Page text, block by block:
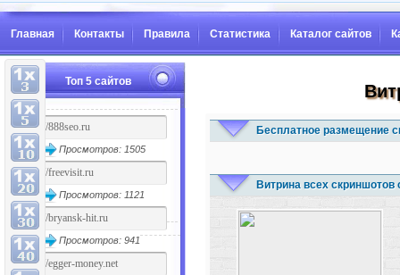
Главная Контакты Правила Статистика Каталог сайтов
Топ 5 сайтов
Просмотров: 1505
Просмотров: 1121
Просмотров: 941
Бесплатное размещение
Витрина всех скриншотов